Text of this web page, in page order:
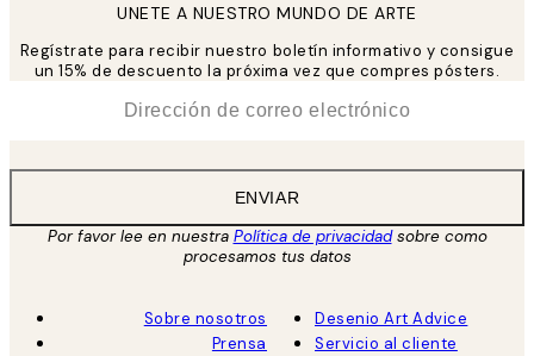
UNETE A NUESTRO MUNDO DE ARTE
Regístrate para recibir nuestro boletín informativo y consigue
un 15% de descuento la próxima vez que compres pósters.
ENVIAR
Por favor lee en nuestra Política de privacidadsobre como
procesamos tus datos
Sobre nosotros
Prensa
Desenio Art Advice
Servicio al cliente